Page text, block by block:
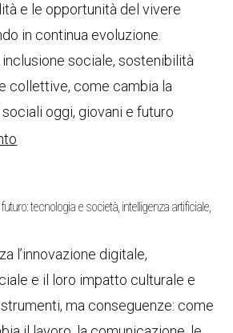
e le opportunità del vivere
in continua evoluzione.
sociale, sostenibilità
collettive, come cambia la
oggi, giovani e futuro
tecnologia e società, intelligenza artificiale,
l’innovazione digitale,
e il loro impatto culturale e
ma conseguenze: come